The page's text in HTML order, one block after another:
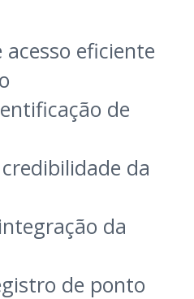
acesso eficiente
de
da
da
de ponto